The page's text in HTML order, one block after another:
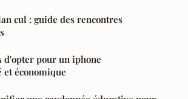
cul : guide des rencontres
d'opter pour un iphone
économique